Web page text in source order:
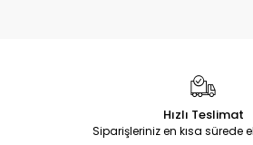
Hızlı Teslimat
Siparişleriniz en kısa sürede